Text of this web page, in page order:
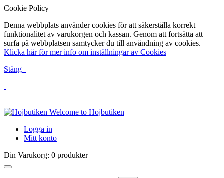
Cookie Policy
Denna webbplats använder cookies för att säkerställa korrekt
funktionalitet av varukorgen och kassan. Genom att fortsätta att
surfa på webbplatsen samtycker du till användning av cookies.
Klicka här för mer info om inställningar av Cookies
Stäng
Welcome to Hojbutiken
Logga in
Mitt konto
Din Varukorg: 0 produkter